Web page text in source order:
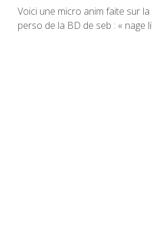
Voici une micro anim faite sur
perso de la BD de seb : « nage